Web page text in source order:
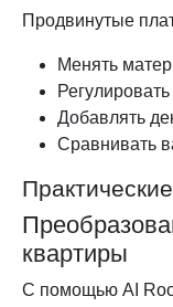
Продвинутые
Менять
Добавлять
Сравнивать
квартиры
С помощью AI